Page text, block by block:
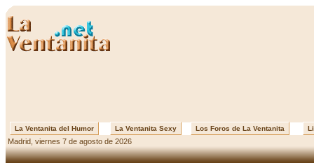
La Ventanita del Humor La Ventanita Sexy Los Foros de La Ventanita
Madrid, viernes 7 de agosto de 2026